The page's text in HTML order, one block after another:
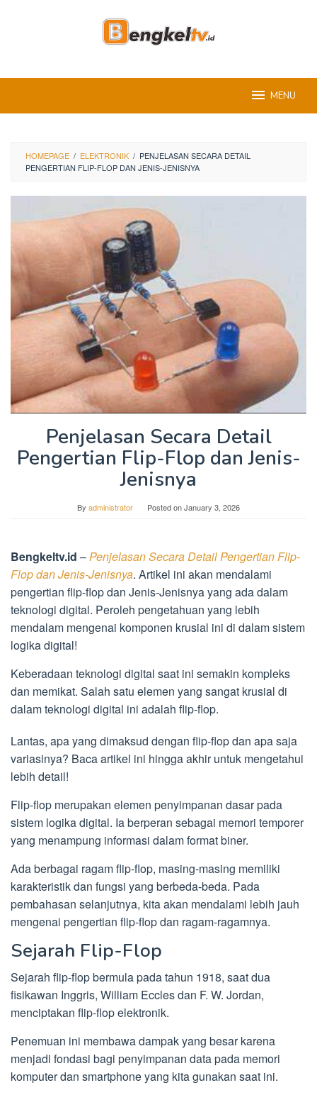
MENU
HOMEPAGE / ELEKTRONIK / PENJELASAN SECARA DETAIL
PENGERTIAN FLIP-FLOP DAN JENIS-JENISNYA
Penjelasan Secara Detail
Pengertian Flip-Flop dan Jenis-
Jenisnya
By administrator Posted onJanuary 3, 2026
Bengkeltv.id –Penjelasan Secara Detail Pengertian Flip-
Flop dan Jenis-Jenisnya. Artikel ini akan mendalami
pengertian flip-flop dan Jenis-Jenisnya yang ada dalam
teknologi digital. Peroleh pengetahuan yang lebih
mendalam mengenai komponen krusial ini di dalam sistem
logika digital!
Keberadaan teknologi digital saat ini semakin kompleks
dan memikat. Salah satu elemen yang sangat krusial di
dalam teknologi digital ini adalah flip-flop.
Lantas, apa yang dimaksud dengan flip-flop dan apa saja
variasinya? Baca artikel ini hingga akhir untuk mengetahui
lebih detail!
Flip-flop merupakan elemen penyimpanan dasar pada
sistem logika digital. Ia berperan sebagai memori temporer
yang menampung informasi dalam format biner.
Ada berbagai ragam flip-flop, masing-masing memiliki
karakteristik dan fungsi yang berbeda-beda. Pada
pembahasan selanjutnya, kita akan mendalami lebih jauh
mengenai pengertian flip-flop dan ragam-ragamnya.
Sejarah Flip-Flop
Sejarah flip-flop bermula pada tahun 1918, saat dua
fisikawan Inggris, William Eccles dan F. W. Jordan,
menciptakan flip-flop elektronik.
Penemuan ini membawa dampak yang besar karena
menjadi fondasi bagi penyimpanan data pada memori
komputer dan smartphone yang kita gunakan saat ini.